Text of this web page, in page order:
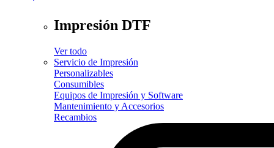
Impresión DTF
Ver todo
Servicio de Impresión
Personalizables
Consumibles
Equipos de Impresión y Software
Mantenimiento y Accesorios
Recambios